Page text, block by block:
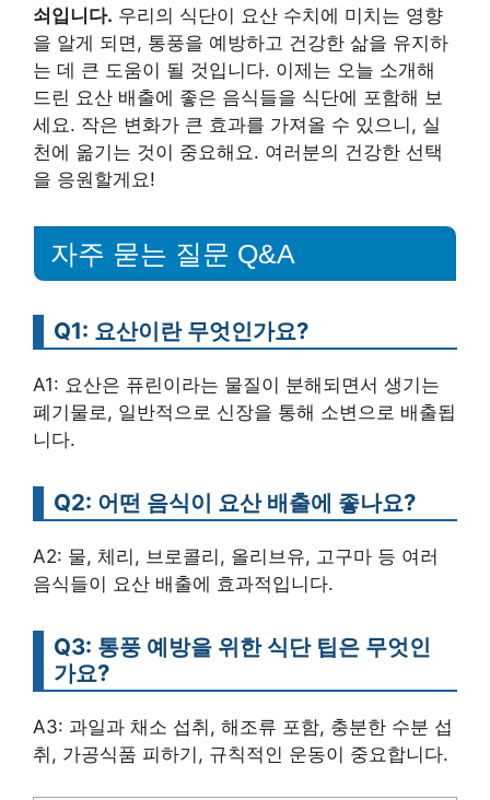
쇠입니다. 우리의 식단이 요산 수치에 미치는 영향
을 알게 되면, 통풍을 예방하고 건강한 삶을 유지하
는 데 큰 도움이 될 것입니다. 이제는 오늘 소개해
드린 요산 배출에 좋은 음식들을 식단에 포함해 보
세요. 작은 변화가 큰 효과를 가져올 수 있으니, 실
천에 옮기는 것이 중요해요. 여러분의 건강한 선택
을 응원할게요!
자주 묻는 질문 Q&A
Q1: 요산이란 무엇인가요?
A1: 요산은 퓨린이라는 물질이 분해되면서 생기는
폐기물로, 일반적으로 신장을 통해 소변으로 배출됩
니다.
Q2: 어떤 음식이 요산 배출에 좋나요?
A2: 물, 체리, 브로콜리, 올리브유, 고구마 등 여러
음식들이 요산 배출에 효과적입니다.
Q3: 통풍 예방을 위한 식단 팁은 무엇인
가요?
A3: 과일과 채소 섭취, 해조류 포함, 충분한 수분 섭
취, 가공식품 피하기, 규칙적인 운동이 중요합니다.